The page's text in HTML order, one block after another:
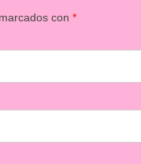
con*